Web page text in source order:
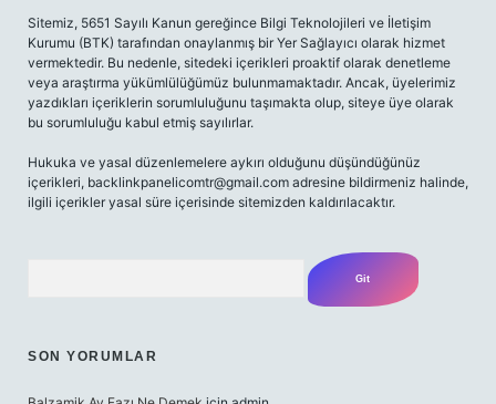
Sitemiz, 5651 Sayılı Kanun gereğince Bilgi Teknolojileri ve İletişim
Kurumu (BTK) tarafından onaylanmış bir Yer Sağlayıcı olarak hizmet
vermektedir. Bu nedenle, sitedeki içerikleri proaktif olarak denetleme
veya araştırma yükümlülüğümüz bulunmamaktadır. Ancak, üyelerimiz
yazdıkları içeriklerin sorumluluğunu taşımakta olup, siteye üye olarak
bu sorumluluğu kabul etmiş sayılırlar.
Hukuka ve yasal düzenlemelere aykırı olduğunu düşündüğünüz
içerikleri, backlinkpanelicomtr@gmail.com adresine bildirmeniz halinde,
ilgili içerikler yasal süre içerisinde sitemizden kaldırılacaktır.
SON YORUMLAR